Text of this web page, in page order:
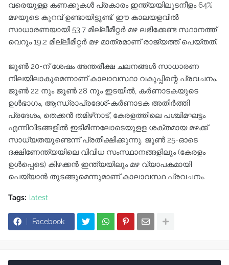
വരെയുള്ള കണക്കുകൾ പ്രകാരം ഇന്ത്യയിലുടനീളം 64%
മഴയുടെ കുറവ് ഉണ്ടായിട്ടുണ്ട്. ഈ കാലയളവിൽ
സാധാരണയായി 53.7 മില്ലീമീറ്റർ മഴ ലഭിക്കേണ്ട സ്ഥാനത്ത്
വെറും 19.2 മില്ലീമീറ്റർ മഴ മാത്രമാണ് രാജ്യത്ത് പെയ്തത്.
ജൂൺ 20-ന് ശേഷം അന്തരീക്ഷ ചലനങ്ങൾ സാധാരണ
നിലയിലാകുമെന്നാണ് കാലാവസ്ഥാ വകുപ്പിന്റെ പ്രവചനം.
ജൂൺ 22 നും ജൂൺ 28 നും ഇടയിൽ, കർണാടകയുടെ
ഉൾഭാഗം, ആന്ധ്രാപ്രദേശ്-കർണാടക അതിർത്തി
പ്രദേശം, തെക്കൻ തമിഴ്‌നാട്, കേരളത്തിലെ പശ്ചിമഘട്ടം
എന്നിവിടങ്ങളിൽ ഇടിമിന്നലോടെയുളള ശക്തമായ മഴക്ക്
സാധ്യതയുണ്ടെന്ന് പ്രതീക്ഷിക്കുന്നു. ജൂൺ 25-ഓടെ
ദക്ഷിണേന്ത്യയിലെ വിവിധ സംസ്ഥാനങ്ങളിലും (കേരളം
ഉൾപ്പെടെ) കിഴക്കൻ ഇന്ത്യയിലും മഴ വ്യാപകമായി
പെയ്യാൻ തുടങ്ങുമെന്നുമാണ് കാലാവസ്ഥ പ്രവചനം.
Tags: latest
Facebook